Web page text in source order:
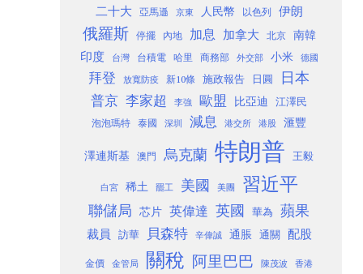
二十大 亞馬遜 京東 人民幣 以色列 伊朗
俄羅斯 停擺 內地 加息 加拿大 北京
南韓
印度
台灣 台積電 哈里 商務部 外交部 小米 德國
拜登 放寬防疫 新10條 施政報告 日圓 日本
普京 李家超 李強 歐盟 比亞迪 江澤民
泡泡瑪特 泰國 深圳 減息 港交所 港股 滙豐
澤連斯基 澳門 烏克蘭 特朗普 王毅
白宮 稀土 罷工 美國 美團 習近平
聯儲局 芯片 英偉達 英國 華為 蘋果
裁員 訪華 貝森特 辛偉誠 通脹 通關 配股
金價 金管局 關稅 阿里巴巴 陳茂波 香港